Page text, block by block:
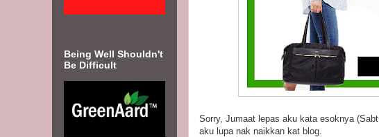
Sorry, Jumaat lepas aku kata esoknya
aku lupa nak naikkan kat blog.
Being Well Shouldn't
Be Difficult